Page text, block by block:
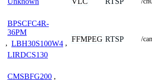
BPSCFC4R-
36PM
, LBH30S100W4 ,
LIRDCS130
FFMPEG RTSP /
CMSBFG200 ,